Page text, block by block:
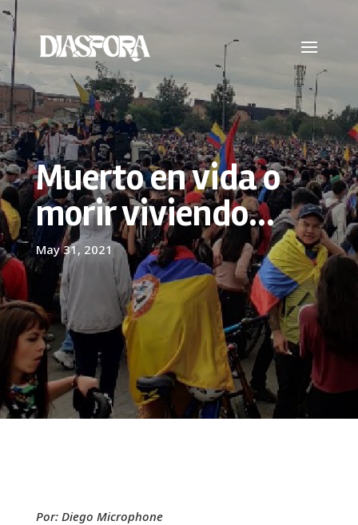
Muerto en vida o
morir viviendo…
May 31, 2021
Por: Diego Microphone